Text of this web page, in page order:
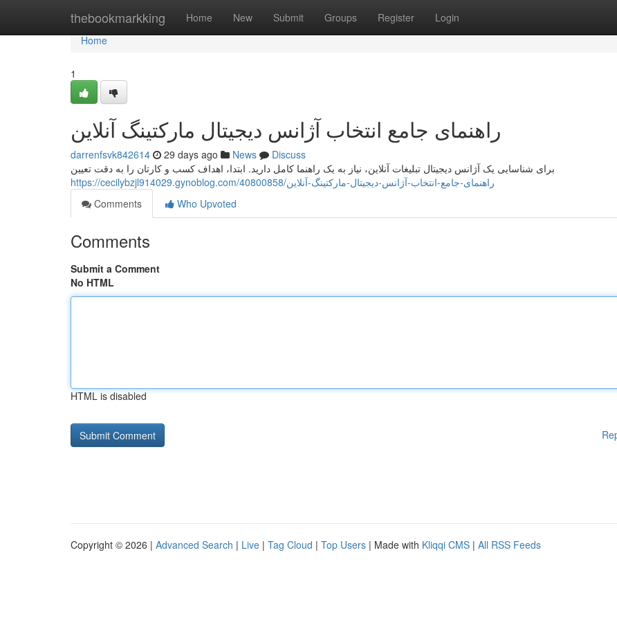
thebookmarkking Home New Submit Groups Register Login
Home
Home
1
راهنمای جامع انتخاب آژانس دیجیتال مارکتینگ آنلاین
darrenfsvk842614 29 days ago News
Discuss
برای شناسایی یک آژانس دیجیتال تبلیغات آنلاین، نیاز به یک راهنما کامل دارید. ابتدا، اهداف کسب و کارتان را به دقت تعیین
https://cecilybzjl914029.gynoblog.com/40800858/راهنمای-جامع-انتخاب-آژانس-دیجیتال-مارکتینگ-آنلاین
Comments
Who Upvoted
Comments
Submit a Comment
No HTML
HTML is disabled
Copyright © 2026 | Advanced Search | Live | Tag Cloud | Top Users | Made with Kliqqi CMS | All RSS Feeds